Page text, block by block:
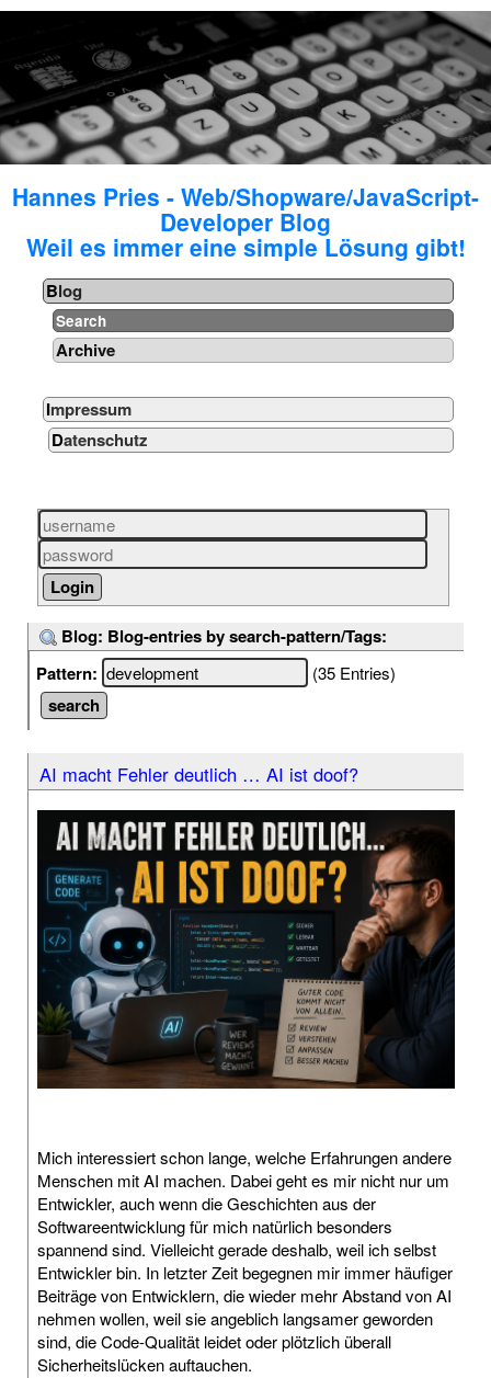
Hannes Pries - Web/Shopware/JavaScript-
Developer Blog
Weil es immer eine simple Lösung gibt!
Blog
Search
Archive
Impressum
Datenschutz
Blog: Blog-entries by search-pattern/Tags:
Pattern:
(35 Entries)
AI macht Fehler deutlich … AI ist doof?
Mich interessiert schon lange, welche Erfahrungen andere
Menschen mit AI machen. Dabei geht es mir nicht nur um
Entwickler, auch wenn die Geschichten aus der
Softwareentwicklung für mich natürlich besonders
spannend sind. Vielleicht gerade deshalb, weil ich selbst
Entwickler bin. In letzter Zeit begegnen mir immer häufiger
Beiträge von Entwicklern, die wieder mehr Abstand von AI
nehmen wollen, weil sie angeblich langsamer geworden
sind, die Code-Qualität leidet oder plötzlich überall
Sicherheitslücken auftauchen.